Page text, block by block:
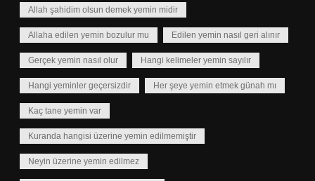
Allah şahidim olsun demek yemin midir
Allaha edilen yemin bozulur mu Edilen yemin nasıl geri alınır
Gerçek yemin nasıl olur Hangi kelimeler yemin sayılır
Hangi yeminler geçersizdir Her şeye yemin etmek günah mı
Kaç tane yemin var
Kuranda hangisi üzerine yemin edilmemiştir
Neyin üzerine yemin edilmez